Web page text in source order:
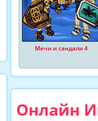
Мечи и сандали 4
Онлайн